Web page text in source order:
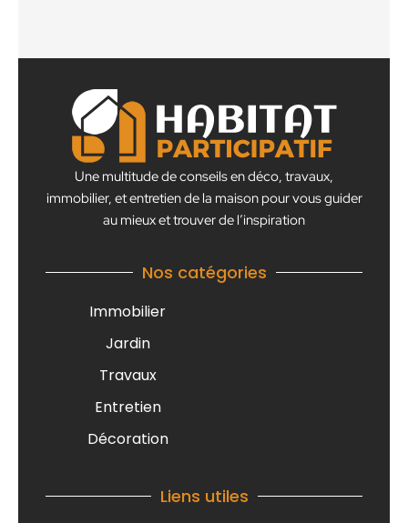
Une multitude de conseils en déco, travaux,
immobilier, et entretien de la maison pour vous guider
au mieux et trouver de l’inspiration
Nos catégories
Immobilier
Jardin
Travaux
Entretien
Décoration
Liens utiles